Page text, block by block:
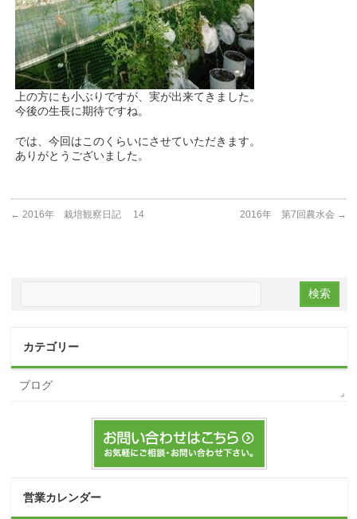
上の方にも小ぶりですが、実が出来てきました。
今後の生長に期待ですね。
では、今回はこのくらいにさせていただきます。
ありがとうございました。
← 2016年 栽培観察日記 14 2016年 第7回農水会 →
カテゴリー
ブログ
営業カレンダー